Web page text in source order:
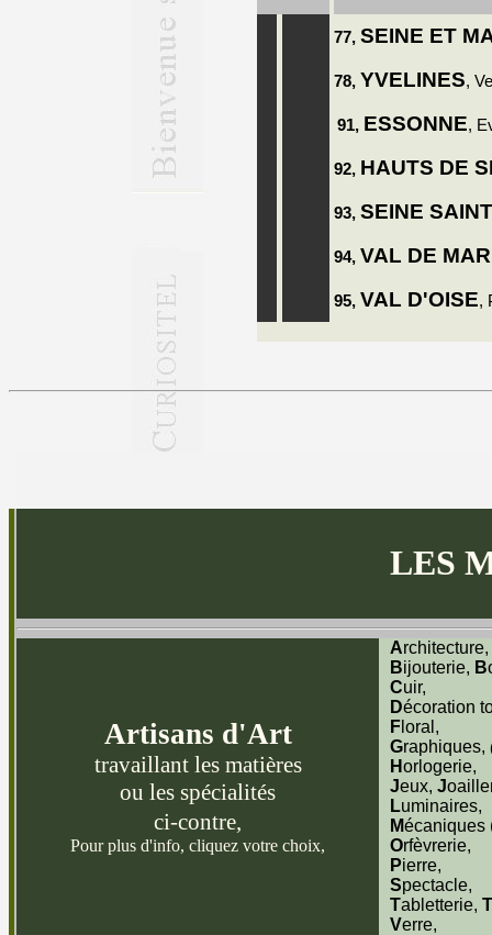
77, SEINE ET
78, YVELINES,
91, ESSONNE,
92, HAUTS DE
93, SEINE
94, VAL DE
95, VAL D'OISE,
LES
Artisans d'Art
travaillant les matières
ou les spécialités
ci-contre,
Pour plus d'info, cliquez votre choix,
Architecture,
Bijouterie, B
Cuir,
Décoration
F loral,
Graphiques,
Horlogerie,
Jeux, J
Luminaires,
Mécaniques
Orfèvrerie,
Pierre,
Spectacle,
Tabletterie, T
Verre,